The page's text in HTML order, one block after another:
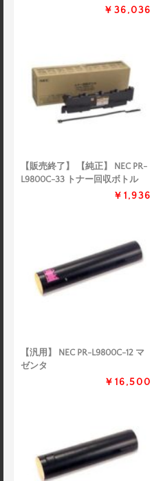
￥36,036
【販売終了】 【純正】 NEC PR-
L9800C-33 トナー回収ボトル
￥1,936
【汎用】 NEC PR-L9800C-12 マ
ゼンタ
￥16,500